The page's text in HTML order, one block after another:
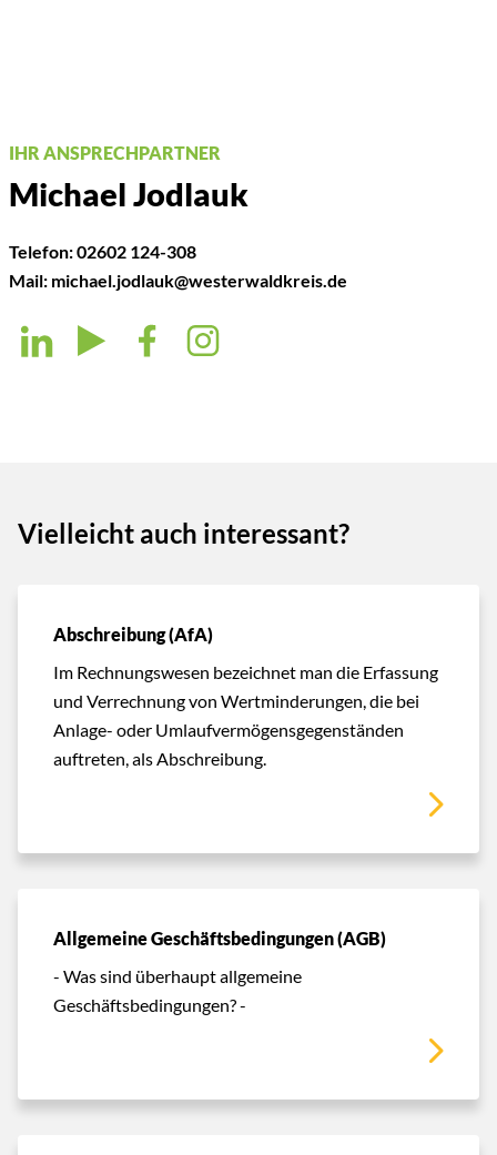
IHR ANSPRECHPARTNER
Michael Jodlauk
Telefon:02602 124-308
Mail: michael.jodlauk@westerwaldkreis.de
Vielleicht auch interessant?
Abschreibung (AfA)
Im Rechnungswesen bezeichnet man die Erfassung
und Verrechnung von Wertminderungen, die bei
Anlage- oder Umlaufvermögensgegenständen
auftreten, als Abschreibung.
Allgemeine Geschäftsbedingungen (AGB)
- Was sind überhaupt allgemeine
Geschäftsbedingungen? -